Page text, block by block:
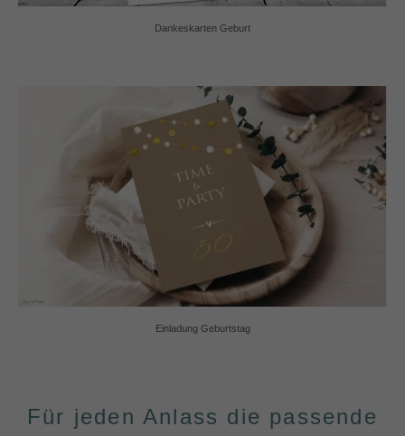
Dankeskarten Geburt
Einladung Geburtstag
Für jeden Anlass die passende